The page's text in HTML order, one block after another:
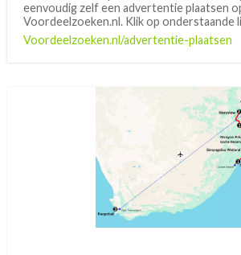
Ontdek Zuidelijk Afrika met
Zuidelijk Afrika probleemloos en
We nemen de stress weg en zorgen
concentreren op het verkennen van de
landschappen, rijke culturen en
dieren in het wild van deze regio.
Of u nu op zoek bent naar avontuur,
of cultuur, we hebben de perfecte
eenvoudig zelf een advertentie plaatsen
Voordeelzoeken.nl. Klik op onderstaande
Voordeelzoeken.nl/advertentie-plaatsen